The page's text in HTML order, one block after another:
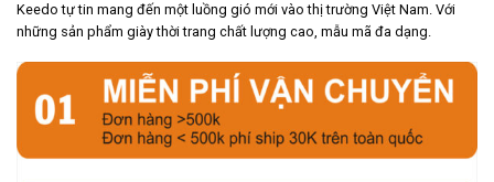
Keedo tự tin mang đến một luồng gió mới vào thị trường Việt Nam. Với
những sản phẩm giày thời trang chất lượng cao, mẫu mã đa dạng.